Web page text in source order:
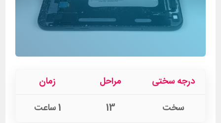
درجه سختی مراحل
زمان
سخت
13 1 ساعت